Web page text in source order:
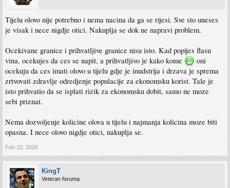
Tijelu olovo nije potrebno i nema nacina da ga se rijesi. Sve sto uneses
je visak i nece nigdje otici. Nakuplja se dok ne napravi problem.
Ocekivane granice i prihvatljive granice nisu isto. Kad popijes flasu
vina, ocekujes da ces se napit, a prihvatljivo je kako kome
oni
ocekuju da ces imati olovo u tijelu gdje je inudstrija i drzava je sprema
zrtvovati zdravlje odredjenje populacije za ekonomsku korist. Tale je
isto prihvatio da se isplati rizik za ekonomsku dobit, samo ne moze
sebi priznat.
Nema dozvoljenje kolicine olova u tijelu i najmanja kolicina moze biti
opasna. I nece olovo nigdje otici, nakuplja se.
Feb 10, 2026
KingT
Veteran foruma